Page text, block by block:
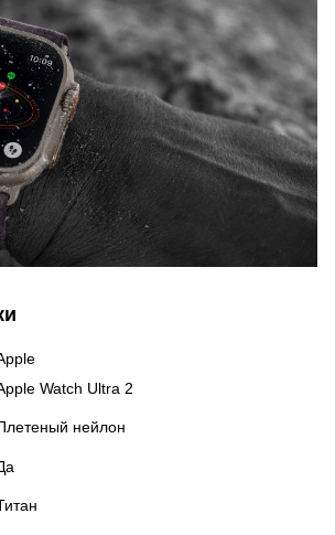
Watch Ultra 2
нейлон